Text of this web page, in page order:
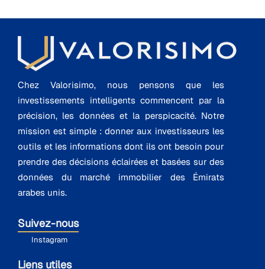
Chez Valorisimo, nous pensons que les
investissements intelligents commencent par la
précision, les données et la perspicacité. Notre
mission est simple : donner aux investisseurs les
outils et les informations dont ils ont besoin pour
prendre des décisions éclairées et basées sur des
données du marché immobilier des Émirats
arabes unis.
Suivez-nous
Instagram
Liens utiles